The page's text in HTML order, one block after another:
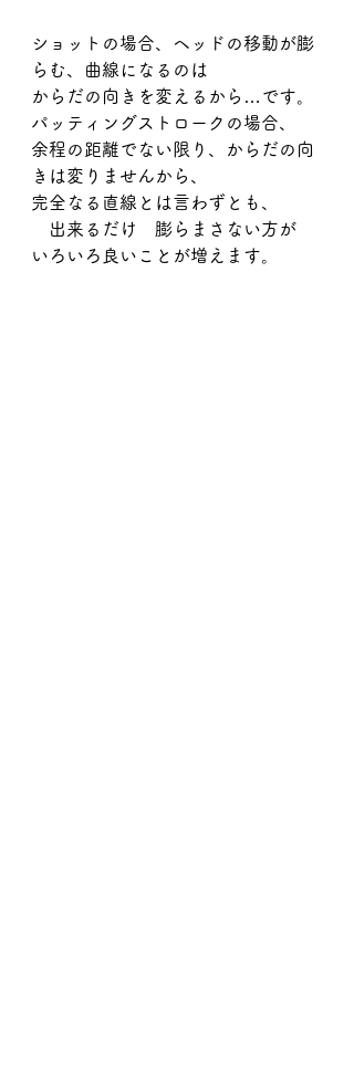
ショットの場合、ヘッドの移動が膨
らむ、曲線になるのは
からだの向きを変えるから…です。
パッティングストロークの場合、
余程の距離でない限り、からだの向
きは変りませんから、
完全なる直線とは言わずとも、
出来るだけ　膨らまさない方が
いろいろ良いことが増えます。